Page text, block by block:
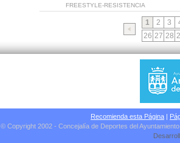
FREESTYLE-RESISTENCIA
1 2 3
26 27 28
Recomienda esta Página |
© Copyright 2002 - Concejalía de Deportes del